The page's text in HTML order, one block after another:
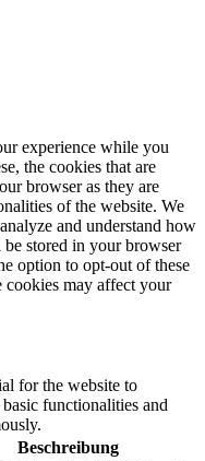
experience while you
the cookies that are
browser as they are
of the website. We
and understand how
stored in your browser
option to opt-out of these
cookies may affect your
for the website to
functionalities and
Beschreibung